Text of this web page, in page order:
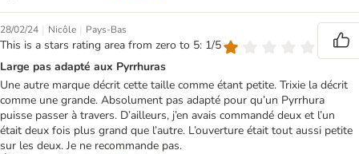
28/02/24 | Nicôle | Pays-Bas
This is a stars rating area from zero to 5: 1/5
Large pas adapté aux Pyrrhuras
Une autre marque décrit cette taille comme étant petite. Trixie la décrit
comme une grande. Absolument pas adapté pour qu’un Pyrrhura
puisse passer à travers. D’ailleurs, j’en avais commandé deux et l’un
était deux fois plus grand que l’autre. L’ouverture était tout aussi petite
sur les deux. Je ne recommande pas.